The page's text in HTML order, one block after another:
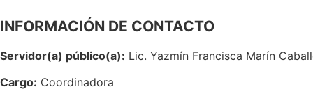
INFORMACIÓN DE CONTACTO
Servidor(a) público(a): Lic. Yazmín Francisca Marín
Cargo: Coordinadora